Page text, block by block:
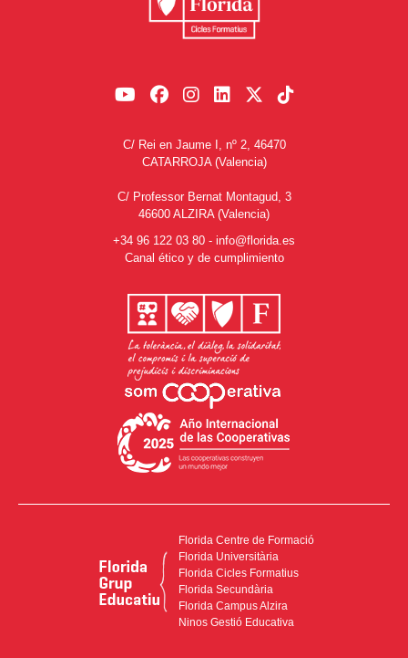
C/ Rei en Jaume I, nº 2, 46470
CATARROJA (Valencia)
C/ Professor Bernat Montagud, 3
46600 ALZIRA (Valencia)
+34 96 122 03 80 - info@florida.es
Canal ético y de cumplimiento
Florida Centre de Formació
Florida Universitària
Florida Cicles Formatius
Florida Secundària
Florida Campus Alzira
Ninos Gestió Educativa